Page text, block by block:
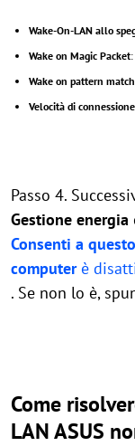
Wake-On-LAN allo
Wake on Magic Packet:
Wake on pattern match
Velocità di
Passo 4.
Gestione energia
Consenti a
computerè
. Se non lo è,
Come
LAN ASUS